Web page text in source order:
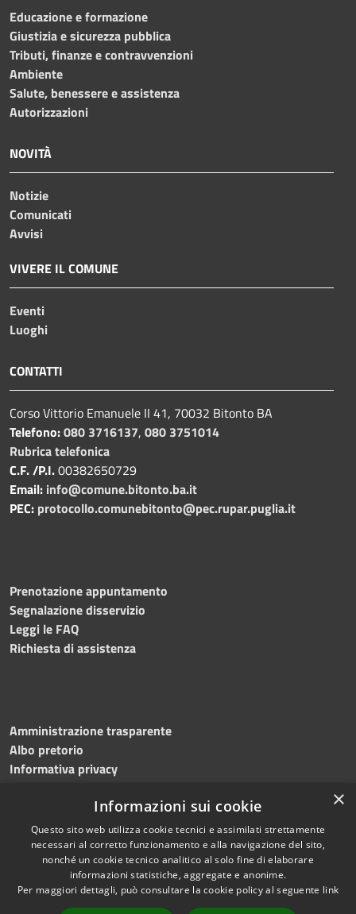
Educazione e formazione
Giustizia e sicurezza pubblica
Tributi, finanze e contravvenzioni
Ambiente
Salute, benessere e assistenza
Autorizzazioni
NOVITÀ
Notizie
Comunicati
Avvisi
VIVERE IL COMUNE
Eventi
Luoghi
CONTATTI
Corso Vittorio Emanuele II 41, 70032 Bitonto BA
Telefono:080 3716137, 080 3751014
Rubrica telefonica
C.F. /P.I.00382650729
Email: info@comune.bitonto.ba.it
PEC: protocollo.comunebitonto@pec.rupar.puglia.it
Prenotazione appuntamento
Segnalazione disservizio
Leggi le FAQ
Richiesta di assistenza
Amministrazione trasparente
Albo pretorio
Informativa privacy
Dichiarazione di accessibilità Meccanismo di feedback
RSS
Accessibilità
Copyright © 2026 • Comune di
Bitonto • Powered by
×
Informazioni sui cookie
Questo sito web utilizza cookie tecnici e assimilati strettamente
necessari al corretto funzionamento e alla navigazione del sito,
nonché un cookie tecnico analitico al solo fine di elaborare
informazioni statistiche, aggregate e anonime.
Per maggiori dettagli, può consultare la cookie policy al seguente link